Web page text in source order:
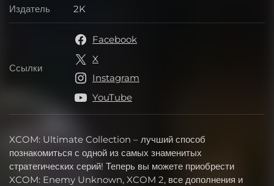
XCOM: Ultimate Collection – лучший способ
познакомиться с одной из самых знаменитых
стратегических серий! Теперь вы можете приобрести
XCOM: Enemy Unknown, XCOM 2, все дополнения и
Издатель Издатель
2K
Ссылки Ссылки
Facebook
X
Instagram
YouTube